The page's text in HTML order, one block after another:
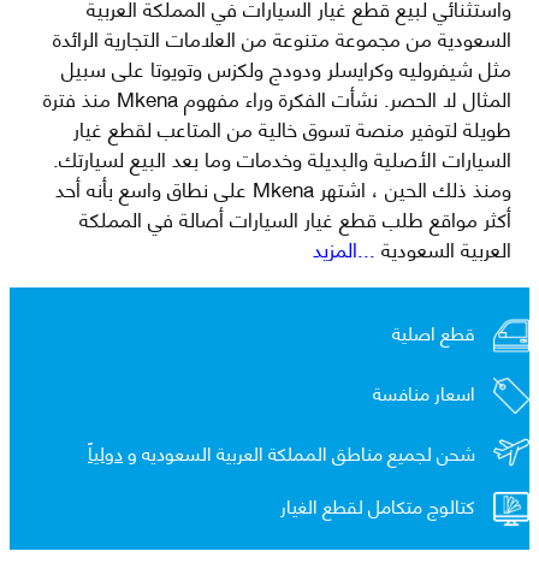
السعودية من مجموعة متنوعة من العلامات التجارية الرائدة
مثل شيفروليه وكرايسلر ودودج ولكزس وتويوتا على سبيل
المثال لا الحصر. نشأت الفكرة وراء مفهوم Mkena منذ فترة
طويلة لتوفير منصة تسوق خالية من المتاعب لقطع غيار
السيارات الأصلية والبديلة وخدمات وما بعد البيع لسيارتك.
ومنذ ذلك الحين ، اشتهر Mkena على نطاق واسع بأنه أحد
أكثر مواقع طلب قطع غيار السيارات أصالة في المملكة
العربية السعودية...المزيد
قطع اصلية
اسعار منافسة
شحن لجميع مناطق المملكة العربية السعوديه ودولياً
كتالوج متكامل لقطع الغيار